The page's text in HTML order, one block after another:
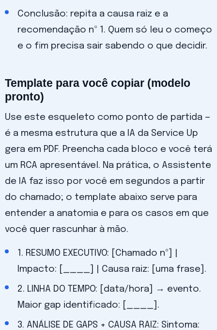
Conclusão: repita a causa raiz e a
recomendação nº 1. Quem só leu o começo
e o fim precisa sair sabendo o que decidir.
Template para você copiar (modelo
pronto)
Use este esqueleto como ponto de partida —
é a mesma estrutura que a IA da Service Up
gera em PDF. Preencha cada bloco e você terá
um RCA apresentável. Na prática, o Assistente
de IA faz isso por você em segundos a partir
do chamado; o template abaixo serve para
entender a anatomia e para os casos em que
você quer rascunhar à mão.
1. RESUMO EXECUTIVO: [Chamado nº] |
Impacto: [____] | Causa raiz: [uma frase].
2. LINHA DO TEMPO: [data/hora] → evento.
Maior gap identificado: [____].
3. ANÁLISE DE GAPS + CAUSA RAIZ: Sintoma: